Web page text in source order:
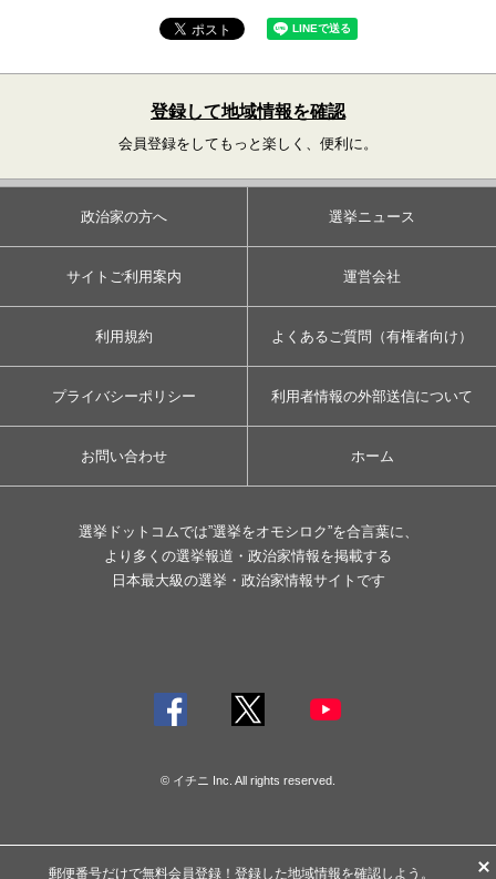
登録して地域情報を確認
会員登録をしてもっと楽しく、便利に。
政治家の方へ 選挙ニュース
サイトご利用案内 運営会社
利用規約 よくあるご質問（有権者向け）
プライバシーポリシー 利用者情報の外部送信について
お問い合わせ ホーム
選挙ドットコムでは”選挙をオモシロク”を合言葉に、
より多くの選挙報道・政治家情報を掲載する
日本最大級の選挙・政治家情報サイトです
© イチニ Inc. All rights reserved.
郵便番号だけで無料会員登録！登録した地域情報を確認しよう。